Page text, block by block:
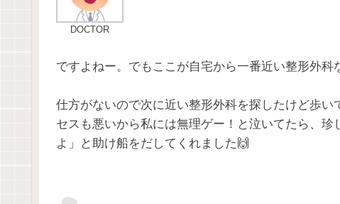
DOCTOR
ですよねー。でもここが自宅から一番近い整形外科
仕方がないので次に近い整形外科を探したけど歩
セスも悪いから私には無理ゲー！と泣いてたら、
よ」と助け船をだしてくれました🙌